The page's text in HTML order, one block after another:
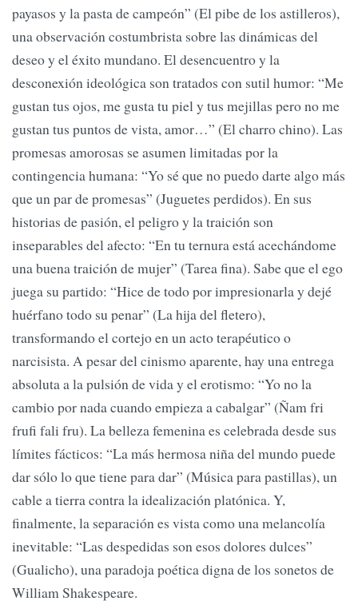
payasos y la pasta de campeón” (El pibe de los astilleros),
una observación costumbrista sobre las dinámicas del
deseo y el éxito mundano. El desencuentro y la
desconexión ideológica son tratados con sutil humor: “Me
gustan tus ojos, me gusta tu piel y tus mejillas pero no me
gustan tus puntos de vista, amor…” (El charro chino). Las
promesas amorosas se asumen limitadas por la
contingencia humana: “Yo sé que no puedo darte algo más
que un par de promesas” (Juguetes perdidos). En sus
historias de pasión, el peligro y la traición son
inseparables del afecto: “En tu ternura está acechándome
una buena traición de mujer” (Tarea fina). Sabe que el ego
juega su partido: “Hice de todo por impresionarla y dejé
huérfano todo su penar” (La hija del fletero),
transformando el cortejo en un acto terapéutico o
narcisista. A pesar del cinismo aparente, hay una entrega
absoluta a la pulsión de vida y el erotismo: “Yo no la
cambio por nada cuando empieza a cabalgar” (Ñam fri
frufi fali fru). La belleza femenina es celebrada desde sus
límites fácticos: “La más hermosa niña del mundo puede
dar sólo lo que tiene para dar” (Música para pastillas), un
cable a tierra contra la idealización platónica. Y,
finalmente, la separación es vista como una melancolía
inevitable: “Las despedidas son esos dolores dulces”
(Gualicho), una paradoja poética digna de los sonetos de
William Shakespeare.